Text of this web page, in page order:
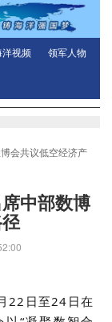
洋视频 领军人物
会共议低空经济产
中部数博
22日至24日在